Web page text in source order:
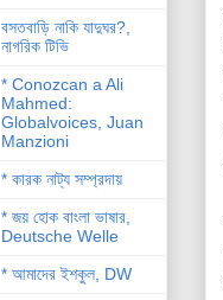
বসতবাড়ি নাকি যাদুঘর?,
নাগরিক টিভি
* Conozcan a Ali
Mahmed:
Globalvoices, Juan
Manzioni
* কারক নাট্য সম্প্রদায়
* জয় হোক বাংলা ভাষার,
Deutsche Welle
* আমাদের ইশকুল, DW